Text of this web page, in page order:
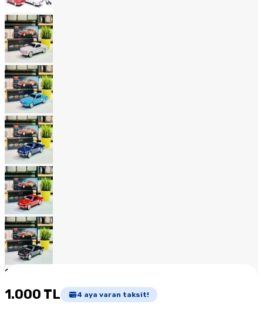
1
1.000 TL 4 aya varan taksit!